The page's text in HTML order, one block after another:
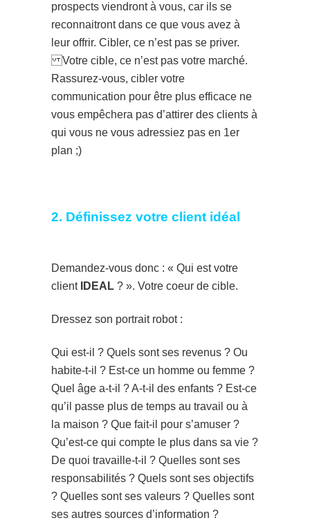
prospects viendront à vous, car ils se
reconnaitront dans ce que vous avez à
leur offrir. Cibler, ce n’est pas se priver.
Votre cible, ce n’est pas votre marché.
Rassurez-vous, cibler votre
communication pour être plus efficace ne
vous empêchera pas d’attirer des clients à
qui vous ne vous adressiez pas en 1er
plan ;)
2. Définissez votre client idéal
Demandez-vous donc : « Qui est votre
client IDEAL ? ». Votre coeur de cible.
Dressez son portrait robot :
Qui est-il ? Quels sont ses revenus ? Ou
habite-t-il ? Est-ce un homme ou femme ?
Quel âge a-t-il ? A-t-il des enfants ? Est-ce
qu’il passe plus de temps au travail ou à
la maison ? Que fait-il pour s’amuser ?
Qu’est-ce qui compte le plus dans sa vie ?
De quoi travaille-t-il ? Quelles sont ses
responsabilités ? Quels sont ses objectifs
? Quelles sont ses valeurs ? Quelles sont
ses autres sources d’information ?